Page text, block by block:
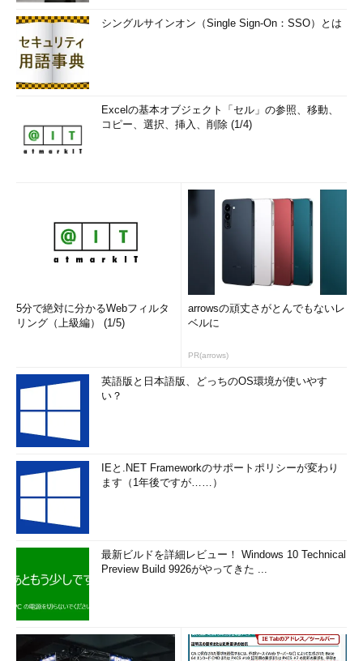
シングルサインオン（Single Sign-On：SSO）とは
Excelの基本オブジェクト「セル」の参照、移動、
コピー、選択、挿入、削除 (1/4)
5分で絶対に分かるWebフィルタ
リング（上級編） (1/5)
arrowsの頑丈さがとんでもないレ
ベルに
PR(arrows)
英語版と日本語版、どっちのOS環境が使いやす
い？
IEと.NET Frameworkのサポートポリシーが変わり
ます（1年後ですが……）
最新ビルドを詳細レビュー！ Windows 10 Technical
Preview Build 9926がやってきた ...